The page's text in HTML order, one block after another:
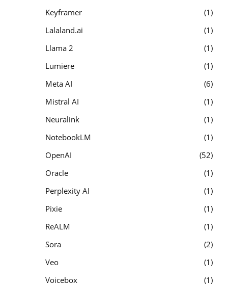
Keyframer
1
Lalaland.ai
1
Llama 2
1
Lumiere
1
Meta AI
6
Mistral AI
1
Neuralink
1
NotebookLM
1
OpenAI
52
Oracle
1
Perplexity AI
1
Pixie
1
ReALM
1
Sora
2
Veo
1
Voicebox
1